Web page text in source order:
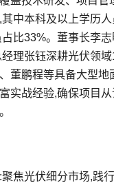
中本科及以上学历人
比33%。董事长李
理张钰深耕光伏领
董鹏程等具备大型地
实战经验,确保项目
焦光伏细分市场,践